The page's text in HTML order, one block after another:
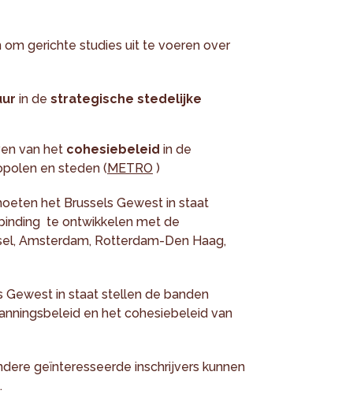
gerichte studies uit te voeren over
in destrategische stedelijke
van het cohesiebeleid in de
en steden (METRO )
het Brussels Gewest in staat
te ontwikkelen met de
Amsterdam, Rotterdam-Den Haag,
in staat stellen de banden
en het cohesiebeleid van
geïnteresseerde inschrijvers kunnen